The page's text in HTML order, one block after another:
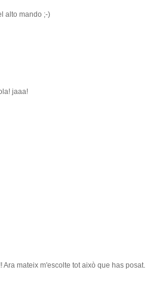
alto mando ;-)
jaaa!
mateix m'escolte tot això que has posat.